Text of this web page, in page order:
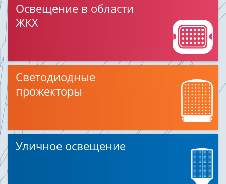
Освещение в области
ЖКХ
Светодиодные
прожекторы
Уличное освещение